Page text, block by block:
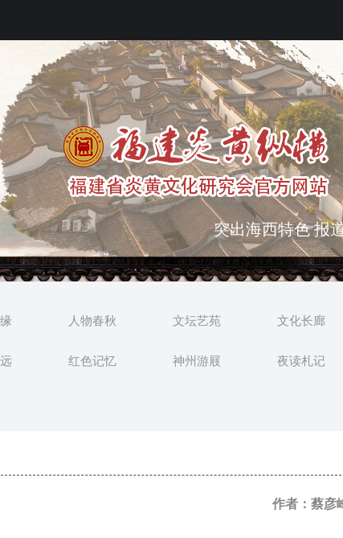
弘扬优秀文化 振
突出海西特色 报
人物春秋 文坛艺苑 文化长廊
红色记忆 神州游屐 夜读札记
作者：蔡彦